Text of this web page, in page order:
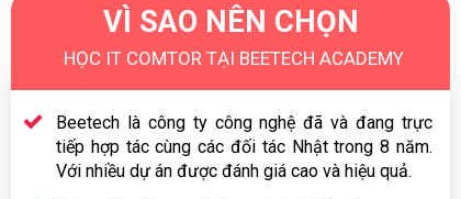
Beetech là công ty công nghệ đã và đang trực
tiếp hợp tác cùng các đối tác Nhật trong 8 năm.
Với nhiều dự án được đánh giá cao và hiệu quả.
VÌ SAO NÊN CHỌN
HỌC IT COMTOR TẠI BEETECH ACADEMY